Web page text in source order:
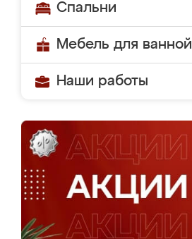
Спальни
Мебель для ванной
Наши работы